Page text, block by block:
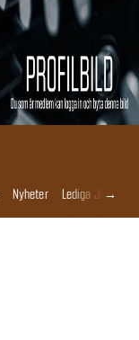
Nyheter Lediga Jobb
→